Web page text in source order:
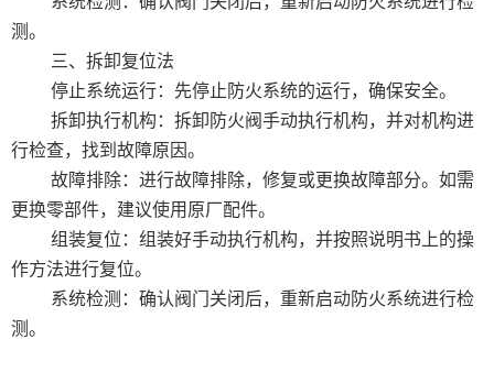
测。
三、拆卸复位法
停止系统运行：先停止防火系统的运行，确保安全。
拆卸执行机构：拆卸防火阀手动执行机构，并对机构进
行检查，找到故障原因。
故障排除：进行故障排除，修复或更换故障部分。如需
更换零部件，建议使用原厂配件。
组装复位：组装好手动执行机构，并按照说明书上的操
作方法进行复位。
系统检测：确认阀门关闭后，重新启动防火系统进行检
测。